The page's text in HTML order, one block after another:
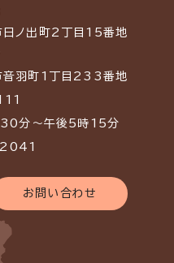
日ノ出町2丁目15番地
音羽町1丁目233番地
分～午後5時15分
お問い合わせ